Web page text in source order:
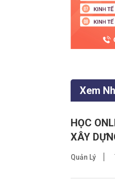
Xem
HỌC
XÂY
Quản Lý